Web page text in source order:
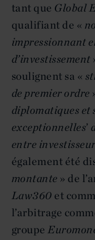
tant que Global
qualifiant de «
impressionnant
d’investissement
soulignent sa «
de premier ordre
diplomatiques et
exceptionnelles’
entre
également été
montante » de
Law360 et
l’arbitrage
groupe